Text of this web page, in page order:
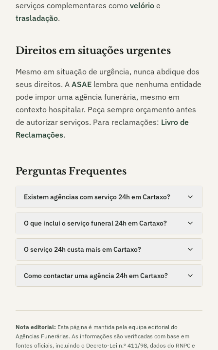
serviços complementares como velório e
trasladação.
Direitos em situações urgentes
Mesmo em situação de urgência, nunca abdique dos
seus direitos. A ASAE lembra que nenhuma entidade
pode impor uma agência funerária, mesmo em
contexto hospitalar. Peça sempre orçamento antes
de autorizar serviços. Para reclamações: Livro de
Reclamações.
Perguntas Frequentes
Existem agências com serviço 24h em Cartaxo?
O que inclui o serviço funeral 24h em Cartaxo?
O serviço 24h custa mais em Cartaxo?
Como contactar uma agência 24h em Cartaxo?
Nota editorial: Esta página é mantida pela equipa editorial do
Agências Funerárias. As informações são verificadas com base em
fontes oficiais, incluindo o Decreto-Lei n.º 411/98, dados do RNPC e